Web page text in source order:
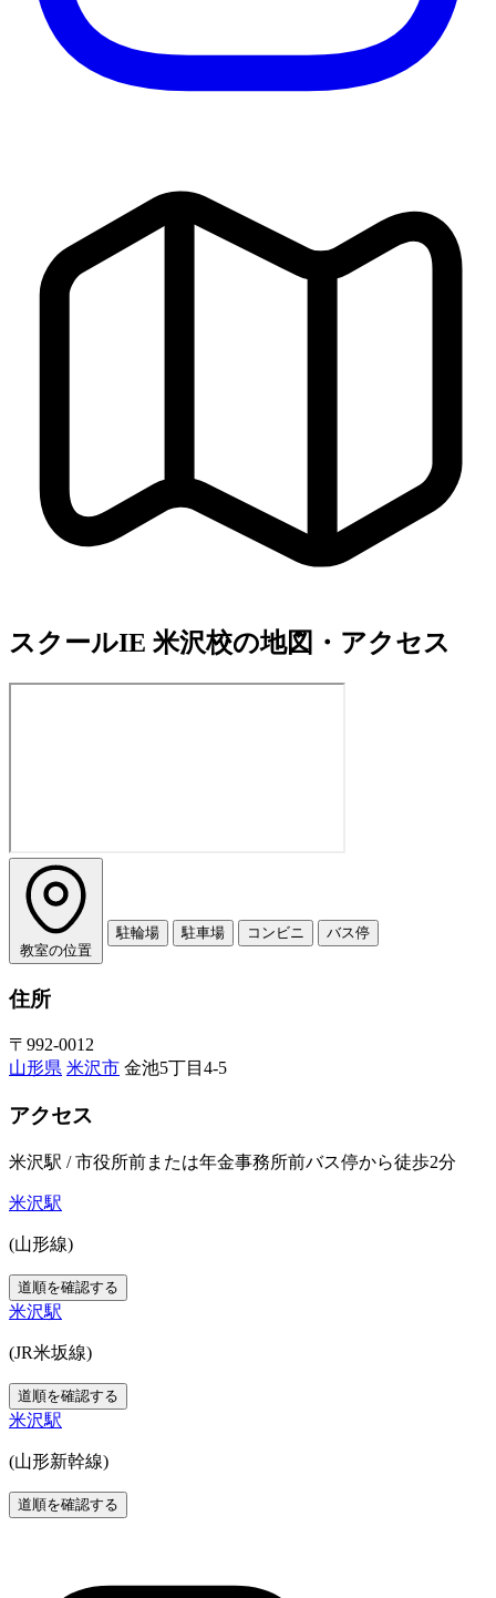
スクールIE 米沢校の地図・アクセス
教室の位置
駐輪場 駐車場 コンビニ バス停
住所
〒992-0012
山形県 米沢市 金池5丁目4-5
アクセス
米沢駅 / 市役所前または年金事務所前バス停から徒歩2分
米沢駅
(山形線)
道順を確認する
米沢駅
(JR米坂線)
道順を確認する
米沢駅
(山形新幹線)
道順を確認する